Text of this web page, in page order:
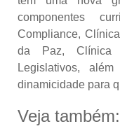
componentes
Compliance,
da Paz, Clínica
Legislativos,
dinamicidade para
Veja também: